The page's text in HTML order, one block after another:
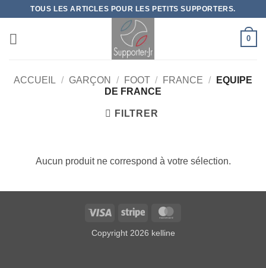
contenu
TOUS LES ARTICLES POUR LES PETITS SUPPORTERS.
0
ACCUEIL / GARÇON / FOOT / FRANCE /
EQUIPE
DE FRANCE
FILTRER
Aucun produit ne correspond à votre sélection.
Visa Stripe
Copyright 2026 kelline